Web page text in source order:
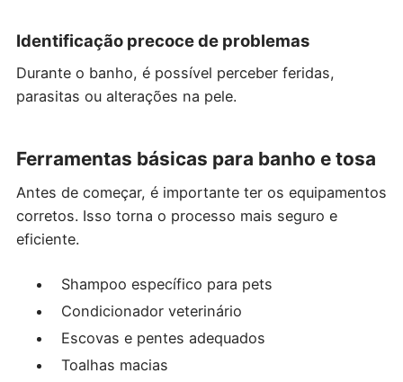
Identificação precoce de problemas
Durante o banho, é possível perceber feridas,
parasitas ou alterações na pele.
Ferramentas básicas para banho e tosa
Antes de começar, é importante ter os equipamentos
corretos. Isso torna o processo mais seguro e
eficiente.
Shampoo específico para pets
Condicionador veterinário
Escovas e pentes adequados
Toalhas macias